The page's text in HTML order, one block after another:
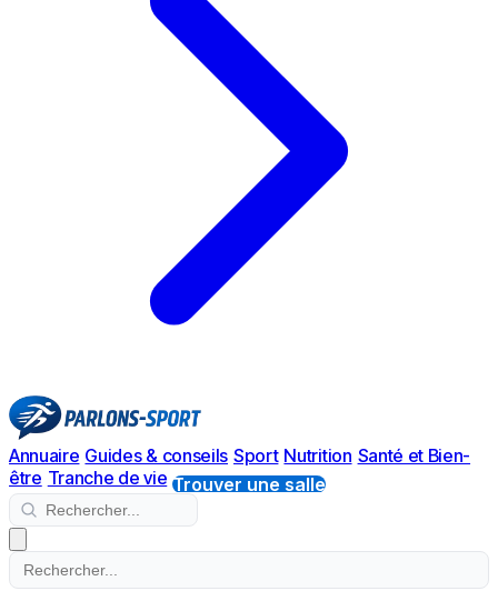
Annuaire Guides & conseils Sport Nutrition Santé et Bien-
être Tranche de vie Trouver une salle